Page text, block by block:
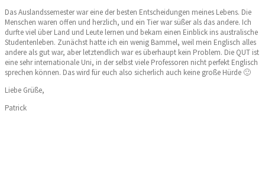
Das Auslandssemester war eine der besten Entscheidungen meines Lebens. Die
Menschen waren offen und herzlich, und ein Tier war süßer als das andere. Ich
durfte viel über Land und Leute lernen und bekam einen Einblick ins australische
Studentenleben. Zunächst hatte ich ein wenig Bammel, weil mein Englisch alles
andere als gut war, aber letztendlich war es überhaupt kein Problem. Die QUT ist
eine sehr internationale Uni, in der selbst viele Professoren nicht perfekt Englisch
sprechen können. Das wird für euch also sicherlich auch keine große Hürde 🙂
Liebe Grüße,
Patrick